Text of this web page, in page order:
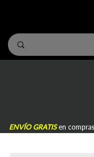
ENVÍO GRATISen